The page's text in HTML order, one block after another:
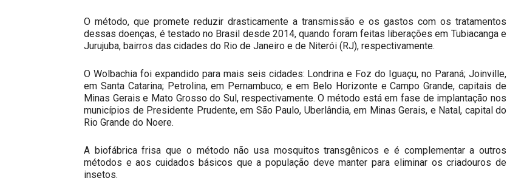
O método, que promete reduzir drasticamente a transmissão e os gastos com os tratamentos
dessas doenças, é testado no Brasil desde 2014, quando foram feitas liberações em Tubiacanga e
Jurujuba, bairros das cidades do Rio de Janeiro e de Niterói (RJ), respectivamente.
O Wolbachia foi expandido para mais seis cidades: Londrina e Foz do Iguaçu, no Paraná; Joinville,
em Santa Catarina; Petrolina, em Pernambuco; e em Belo Horizonte e Campo Grande, capitais de
Minas Gerais e Mato Grosso do Sul, respectivamente. O método está em fase de implantação nos
municípios de Presidente Prudente, em São Paulo, Uberlândia, em Minas Gerais, e Natal, capital do
Rio Grande do Noere.
A biofábrica frisa que o método não usa mosquitos transgênicos e é complementar a outros
métodos e aos cuidados básicos que a população deve manter para eliminar os criadouros de
insetos.